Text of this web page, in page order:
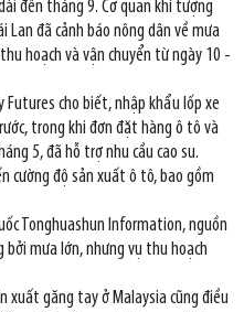
đến tháng 9. Cơ quan khí tượng
Lan đã cảnh báo nông dân về mưa
hoạch và vận chuyển từ ngày 10 -
Futures cho biết, nhập khẩu lốp xe
trong khi đơn đặt hàng ô tô và
5, đã hỗ trợ nhu cầu cao su.
cường độ sản xuất ô tô, bao gồm
Tonghuashun Information, nguồn
bởi mưa lớn, nhưng vụ thu hoạch
xuất găng tay ở Malaysia cũng điều